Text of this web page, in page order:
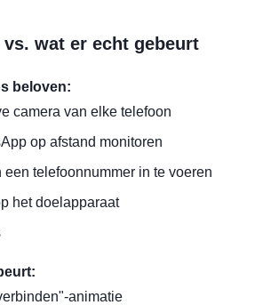
vs. wat er echt gebeurt
beloven:
camera van elke telefoon
op afstand monitoren
telefoonnummer in te voeren
het doelapparaat
animatie